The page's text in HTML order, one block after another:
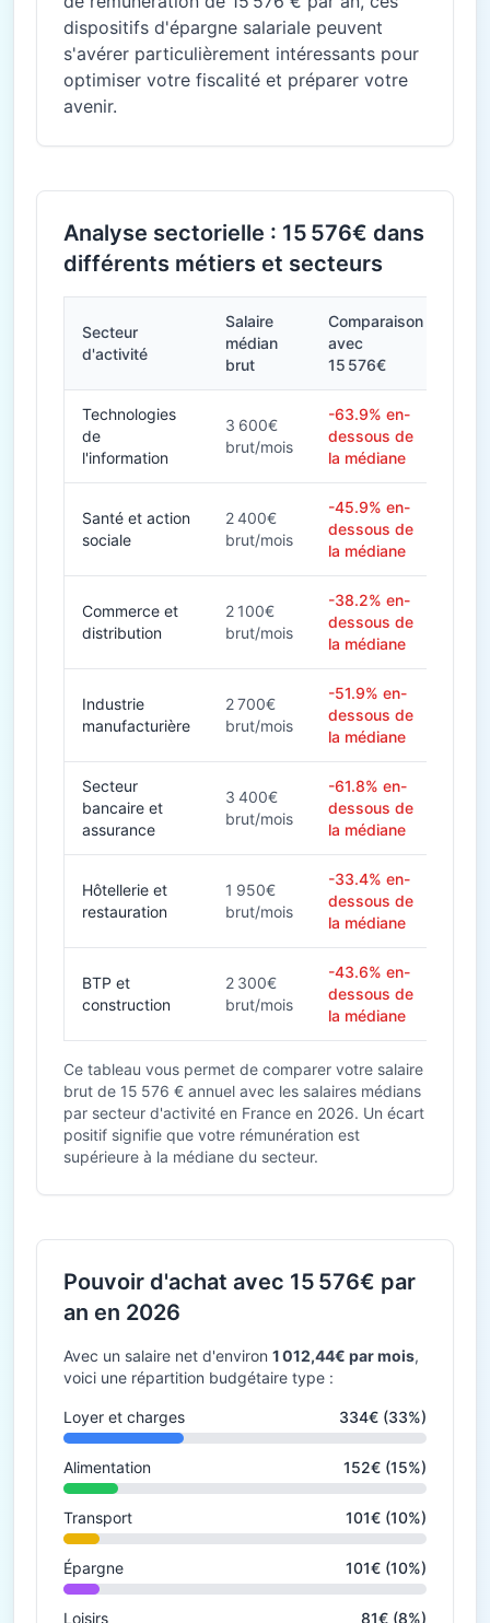
dispositifs d'épargne salariale peuvent
s'avérer particulièrement intéressants pour
optimiser votre fiscalité et préparer votre
avenir.
Analyse sectorielle : 15 576€ dans
différents métiers et secteurs
Secteur
d'activité
Salaire
médian
brut
Comparaison
avec
15 576€
Technologies
de
l'information
3 600€
brut/mois
-63.9% en-
dessous de
la médiane
Santé et action
sociale
2 400€
brut/mois
-45.9% en-
dessous de
la médiane
Commerce et
distribution
2 100€
brut/mois
-38.2% en-
dessous de
la médiane
Industrie
manufacturière
2 700€
brut/mois
-51.9% en-
dessous de
la médiane
Secteur
bancaire et
assurance
3 400€
brut/mois
-61.8% en-
dessous de
la médiane
Hôtellerie et
restauration
1 950€
brut/mois
-33.4% en-
dessous de
la médiane
BTP et
construction
2 300€
brut/mois
-43.6% en-
dessous de
la médiane
Ce tableau vous permet de comparer votre salaire
brut de 15 576 € annuel avec les salaires médians
par secteur d'activité en France en 2026. Un écart
positif signifie que votre rémunération est
supérieure à la médiane du secteur.
Pouvoir d'achat avec 15 576€ par
an en 2026
Avec un salaire net d'environ 1 012,44€ par mois,
voici une répartition budgétaire type :
Loyer et charges 334€ (33%)
Alimentation 152€ (15%)
Transport 101€ (10%)
Épargne 101€ (10%)
Loisirs 81€ (8%)